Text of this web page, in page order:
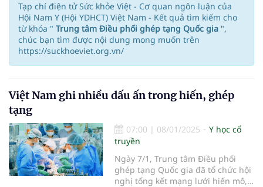
Tạp chí điện tử Sức khỏe Việt - Cơ quan ngôn luận của
Hội Nam Y (Hội YDHCT) Việt Nam - Kết quả tìm kiếm cho
từ khóa " Trung tâm Điều phối ghép tạng Quốc gia ",
chúc bạn tìm được nội dung mong muốn trên
https://suckhoeviet.org.vn/
Việt Nam ghi nhiều dấu ấn trong hiến, ghép
tạng
07:00 | 08/01/2025
Y học cổ
truyền
Ngày 7/1, Trung tâm Điều phối
ghép tạng Quốc gia đã tổ chức hội
nghị tổng kết mạng lưới hiến mô,